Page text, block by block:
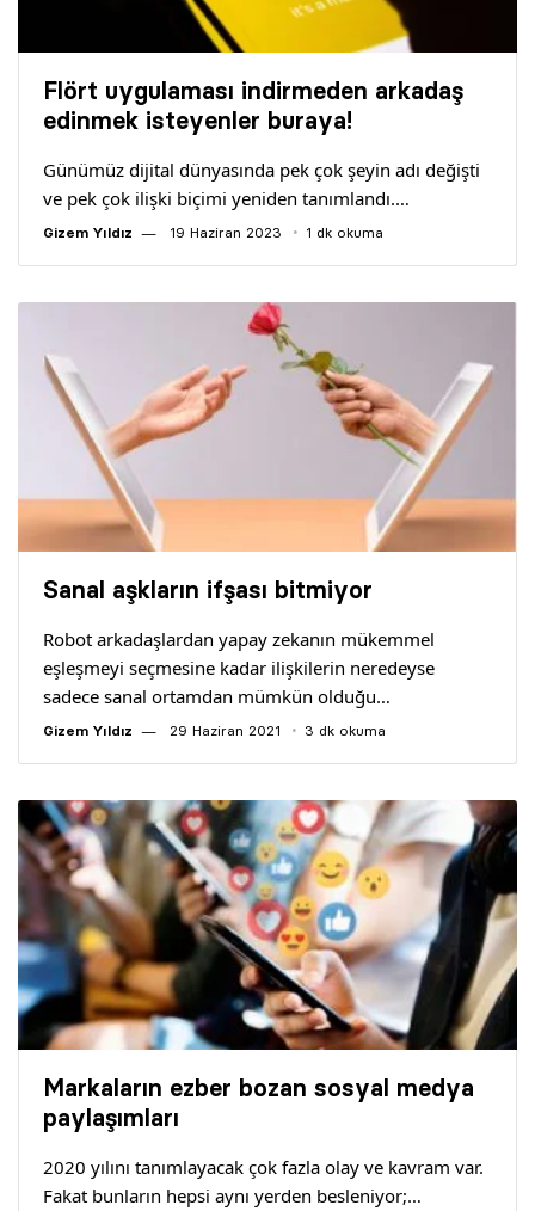
Flört uygulaması indirmeden arkadaş
edinmek isteyenler buraya!
Günümüz dijital dünyasında pek çok şeyin adı değişti
ve pek çok ilişki biçimi yeniden tanımlandı.…
Gizem Yıldız 19 Haziran 2023 1 dk okuma
Sanal aşkların ifşası bitmiyor
Robot arkadaşlardan yapay zekanın mükemmel
eşleşmeyi seçmesine kadar ilişkilerin neredeyse
sadece sanal ortamdan mümkün olduğu…
Gizem Yıldız 29 Haziran 2021 3 dk okuma
Markaların ezber bozan sosyal medya
paylaşımları
2020 yılını tanımlayacak çok fazla olay ve kavram var.
Fakat bunların hepsi aynı yerden besleniyor;…